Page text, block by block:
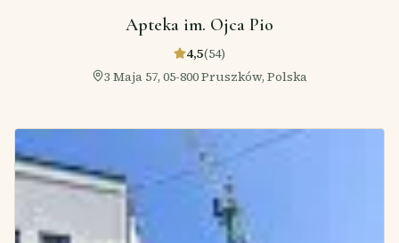
Apteka im. Ojca Pio
4,5(54)
3 Maja 57, 05-800 Pruszków, Polska